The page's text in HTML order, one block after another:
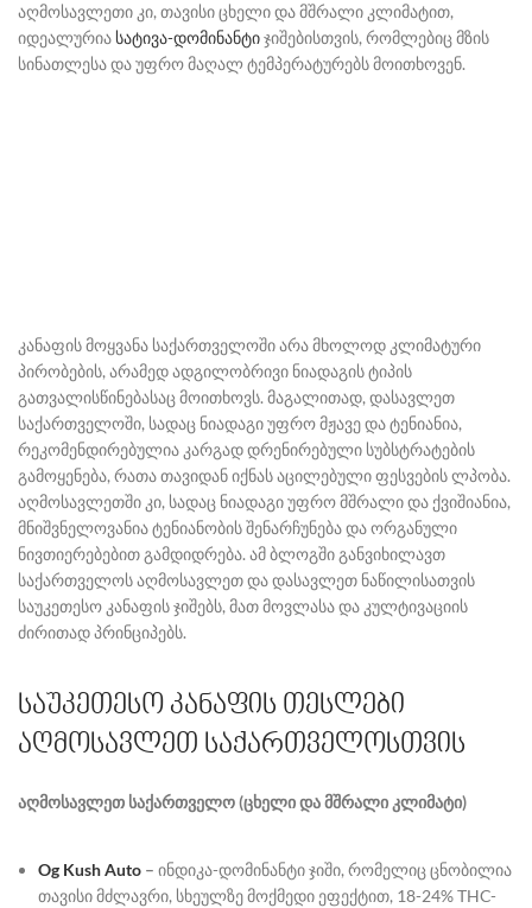
აღმოსავლეთი კი, თავისი ცხელი და მშრალი კლიმატით,
იდეალურია სატივა-დომინანტიჯიშებისთვის, რომლებიც მზის
სინათლესა და უფრო მაღალ ტემპერატურებს მოითხოვენ.
კანაფის მოყვანა საქართველოში არა მხოლოდ კლიმატური
პირობების, არამედ ადგილობრივი ნიადაგის ტიპის
გათვალისწინებასაც მოითხოვს. მაგალითად, დასავლეთ
საქართველოში, სადაც ნიადაგი უფრო მჟავე და ტენიანია,
რეკომენდირებულია კარგად დრენირებული სუბსტრატების
გამოყენება, რათა თავიდან იქნას აცილებული ფესვების ლპობა.
აღმოსავლეთში კი, სადაც ნიადაგი უფრო მშრალი და ქვიშიანია,
მნიშვნელოვანია ტენიანობის შენარჩუნება და ორგანული
ნივთიერებებით გამდიდრება. ამ ბლოგში განვიხილავთ
საქართველოს აღმოსავლეთ და დასავლეთ ნაწილისათვის
საუკეთესო კანაფის ჯიშებს, მათ მოვლასა და კულტივაციის
ძირითად პრინციპებს.
საუკეთესო კანაფის თესლები
აღმოსავლეთ საქართველოსთვის
აღმოსავლეთ საქართველო (ცხელი და მშრალი კლიმატი)
Og Kush Auto – ინდიკა-დომინანტი ჯიში, რომელიც ცნობილია
თავისი მძლავრი, სხეულზე მოქმედი ეფექტით, 18-24% THC-